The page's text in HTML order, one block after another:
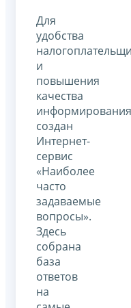
Для
удобства
и
повышения
качества
информирования
создан
Интернет-
сервис
«Наиболее
часто
задаваемые
вопросы».
Здесь
собрана
база
ответов
на